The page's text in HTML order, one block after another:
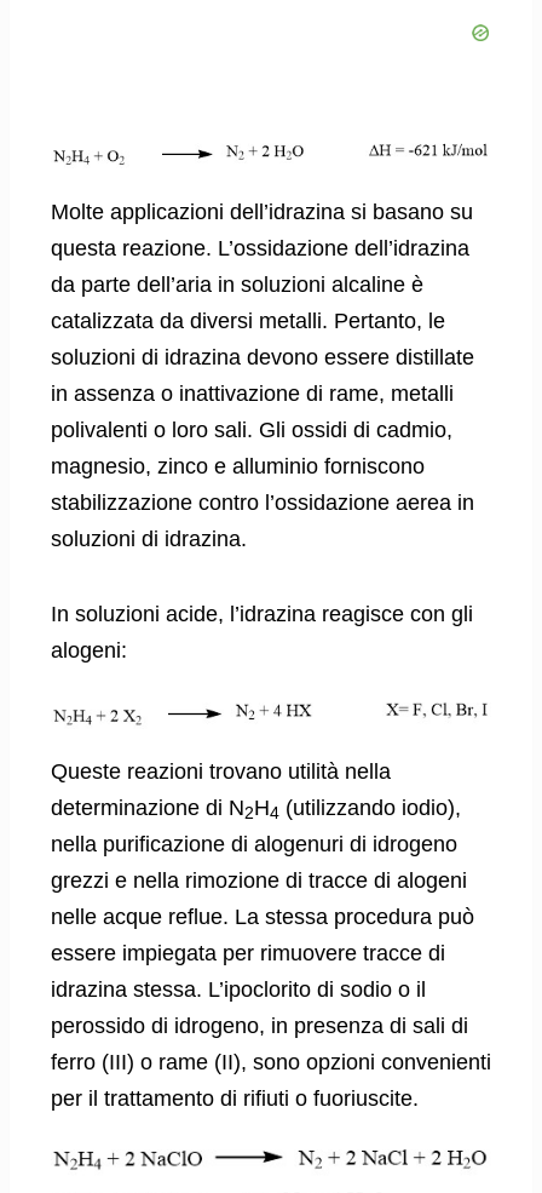
Molte applicazioni dell’idrazina si basano su
questa reazione. L’ossidazione dell’idrazina
da parte dell’aria in soluzioni alcaline è
catalizzata da diversi metalli. Pertanto, le
soluzioni di idrazina devono essere distillate
in assenza o inattivazione di rame, metalli
polivalenti o loro sali. Gli ossidi di cadmio,
magnesio, zinco e alluminio forniscono
stabilizzazione contro l’ossidazione aerea in
soluzioni di idrazina.
In soluzioni acide, l’idrazina reagisce con gli
alogeni:
Queste reazioni trovano utilità nella
determinazione di N2H4 (utilizzando iodio),
nella purificazione di alogenuri di idrogeno
grezzi e nella rimozione di tracce di alogeni
nelle acque reflue. La stessa procedura può
essere impiegata per rimuovere tracce di
idrazina stessa. L’ipoclorito di sodio o il
perossido di idrogeno, in presenza di sali di
ferro (III) o rame (II), sono opzioni convenienti
per il trattamento di rifiuti o fuoriuscite.